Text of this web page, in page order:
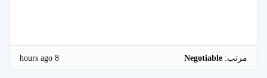
مرتب: 8 hours ago